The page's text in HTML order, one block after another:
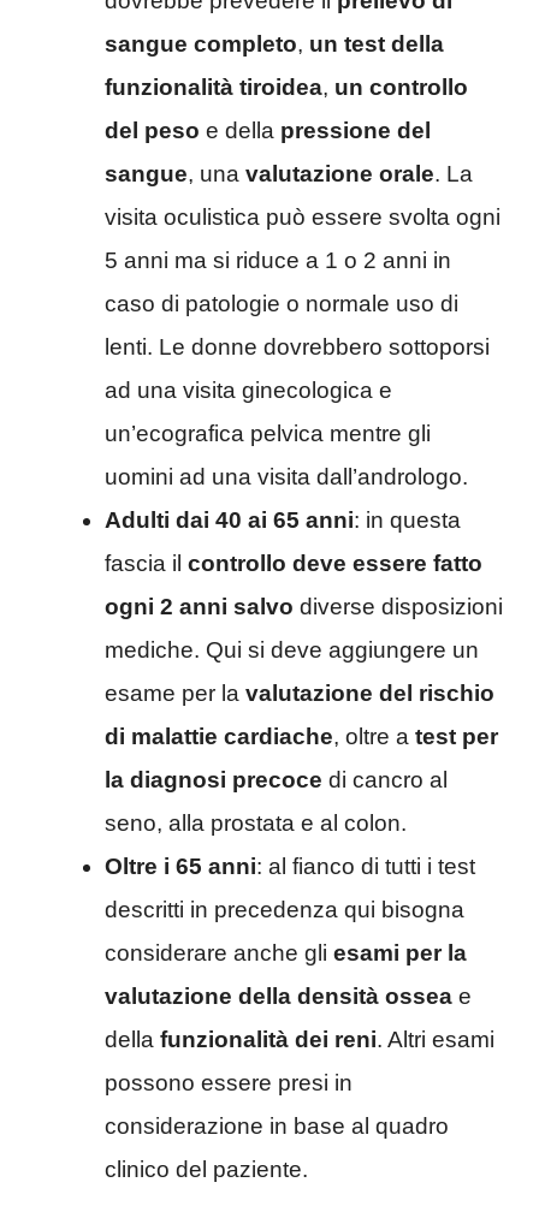
sangue completo, un test della
funzionalità tiroidea, un controllo
del peso e della pressione del
sangue, una valutazione orale. La
visita oculistica può essere svolta ogni
5 anni ma si riduce a 1 o 2 anni in
caso di patologie o normale uso di
lenti. Le donne dovrebbero sottoporsi
ad una visita ginecologica e
un’ecografica pelvica mentre gli
uomini ad una visita dall’andrologo.
Adulti dai 40 ai 65 anni: in questa
fascia il controllo deve essere fatto
ogni 2 anni salvo diverse disposizioni
mediche. Qui si deve aggiungere un
esame per la valutazione del rischio
di malattie cardiache, oltre a test per
la diagnosi precoce di cancro al
seno, alla prostata e al colon.
Oltre i 65 anni: al fianco di tutti i test
descritti in precedenza qui bisogna
considerare anche gli esami per la
valutazione della densità ossea e
della funzionalità dei reni. Altri esami
possono essere presi in
considerazione in base al quadro
clinico del paziente.